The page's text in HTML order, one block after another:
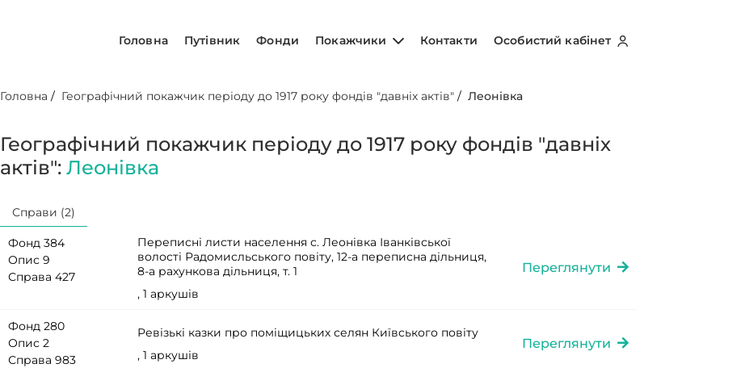
Головна Путівник Фонди Покажчики Контакти Особистий кабінет
Головна / Географічний покажчик періоду до 1917 року фондів "давніх актів" /Леонівка
Географічний покажчик періоду до 1917 року фондів "давніх
актів":Леонівка
Справи (2)
Фонд 384
Опис 9
Справа 427
Переписні листи населення с. Леонівка Іванківської
волості Радомисльського повіту, 12-а переписна дільниця,
8-а рахункова дільниця, т. 1
, 1 аркушів
Переглянути
Фонд 280
Опис 2
Справа 983
Ревізькі казки про поміщицьких селян Київського повіту
, 1 аркушів
Переглянути